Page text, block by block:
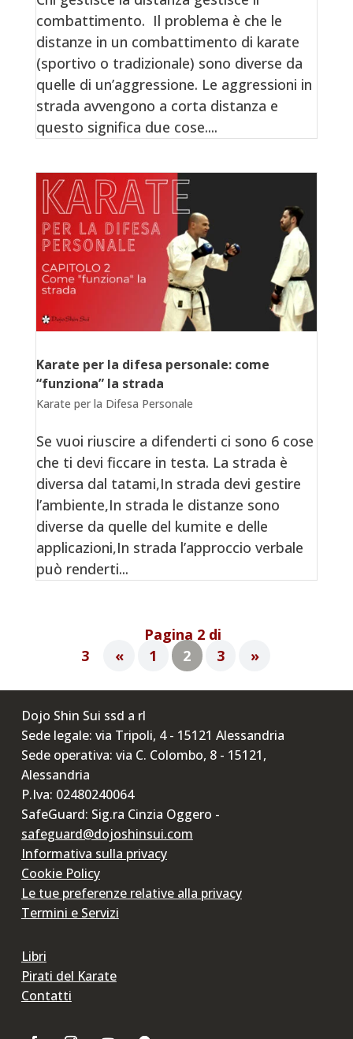
combattimento. Il problema è che le
distanze in un combattimento di karate
(sportivo o tradizionale) sono diverse da
quelle di un’aggressione. Le aggressioni in
strada avvengono a corta distanza e
questo significa due cose....
Karate per la difesa personale: come
“funziona” la strada
Karate per la Difesa Personale
Se vuoi riuscire a difenderti ci sono 6 cose
che ti devi ficcare in testa. La strada è
diversa dal tatami,In strada devi gestire
l’ambiente,In strada le distanze sono
diverse da quelle del kumite e delle
applicazioni,In strada l’approccio verbale
può renderti...
Pagina 2 di
3
« 1 2 3 »
Dojo Shin Sui ssd a rl
Sede legale: via Tripoli, 4 - 15121 Alessandria
Sede operativa: via C. Colombo, 8 - 15121,
Alessandria
P.Iva: 02480240064
SafeGuard: Sig.ra Cinzia Oggero -
safeguard@dojoshinsui.com
Informativa sulla privacy
Cookie Policy
Le tue preferenze relative alla privacy
Termini e Servizi
Libri
Pirati del Karate
Contatti